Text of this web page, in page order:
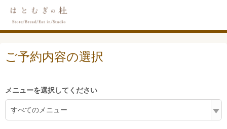
ご予約内容の選択
メニューを選択してください
すべてのメニュー
6:00